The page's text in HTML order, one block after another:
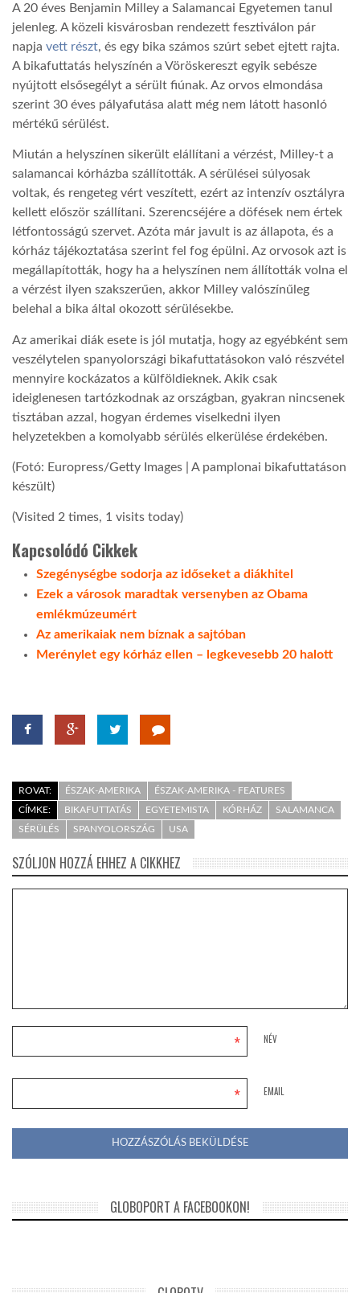
A NAP SZÉPE
LINKTR.EE
DOBRAVERO.HU
LATIMO.HU
GLOBOBOOK
A 20 éves Benjamin Milley a Salamancai Egyetemen tanul
jelenleg. A közeli kisvárosban rendezett fesztiválon pár
napja vett részt, és egy bika számos szúrt sebet ejtett rajta.
A bikafuttatás helyszínén a Vöröskereszt egyik sebésze
nyújtott elsősegélyt a sérült fiúnak. Az orvos elmondása
szerint 30 éves pályafutása alatt még nem látott hasonló
mértékű sérülést.
Miután a helyszínen sikerült elállítani a vérzést, Milley-t a
salamancai kórházba szállították. A sérülései súlyosak
voltak, és rengeteg vért veszített, ezért az intenzív osztályra
kellett először szállítani. Szerencséjére a döfések nem értek
létfontosságú szervet. Azóta már javult is az állapota, és a
kórház tájékoztatása szerint fel fog épülni. Az orvosok azt is
megállapították, hogy ha a helyszínen nem állították volna el
a vérzést ilyen szakszerűen, akkor Milley valószínűleg
belehal a bika által okozott sérülésekbe.
Az amerikai diák esete is jól mutatja, hogy az egyébként sem
veszélytelen spanyolországi bikafuttatásokon való részvétel
mennyire kockázatos a külföldieknek. Akik csak
ideiglenesen tartózkodnak az országban, gyakran nincsenek
tisztában azzal, hogyan érdemes viselkedni ilyen
helyzetekben a komolyabb sérülés elkerülése érdekében.
(Fotó: Europress/Getty Images | A pamplonai bikafuttatáson
készült)
(Visited 2 times, 1 visits today)
Kapcsolódó Cikkek
Szegénységbe sodorja az időseket a diákhitel
Ezek a városok maradtak versenyben az Obama
emlékmúzeumért
Az amerikaiak nem bíznak a sajtóban
Merénylet egy kórház ellen – legkevesebb 20 halott
ROVAT: ÉSZAK-AMERIKA
ÉSZAK-AMERIKA - FEATURES
CÍMKE:
BIKAFUTTATÁS EGYETEMISTA KÓRHÁZ
SALAMANCA
SÉRÜLÉS
SPANYOLORSZÁG USA
SZÓLJON HOZZÁ EHHEZ A CIKKHEZ
NÉV
*
EMAIL
*
GLOBOPORT A FACEBOOKON!